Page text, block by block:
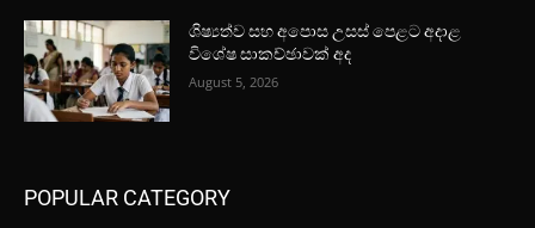
ශිෂ්‍යත්ව සහ අපොස උසස් පෙළට අදාළ
විශේෂ සාකච්ඡාවක් අද
August 5, 2026
POPULAR CATEGORY